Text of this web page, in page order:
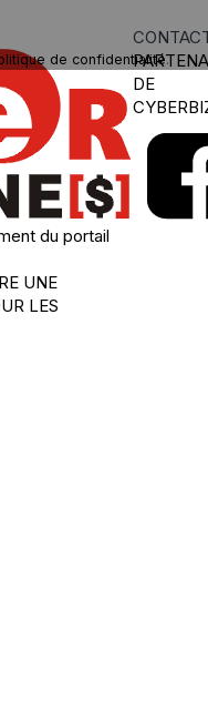
de confidentialité.
du portail
UNE
LES
DE